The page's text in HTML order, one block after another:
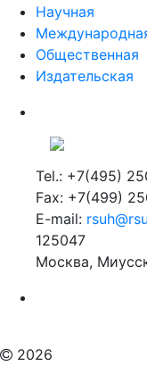
Научная
Общественная
Издательская
Tel.: +7(495)
Fax: +7(499)
E-mail:
125047
Москва,
2026